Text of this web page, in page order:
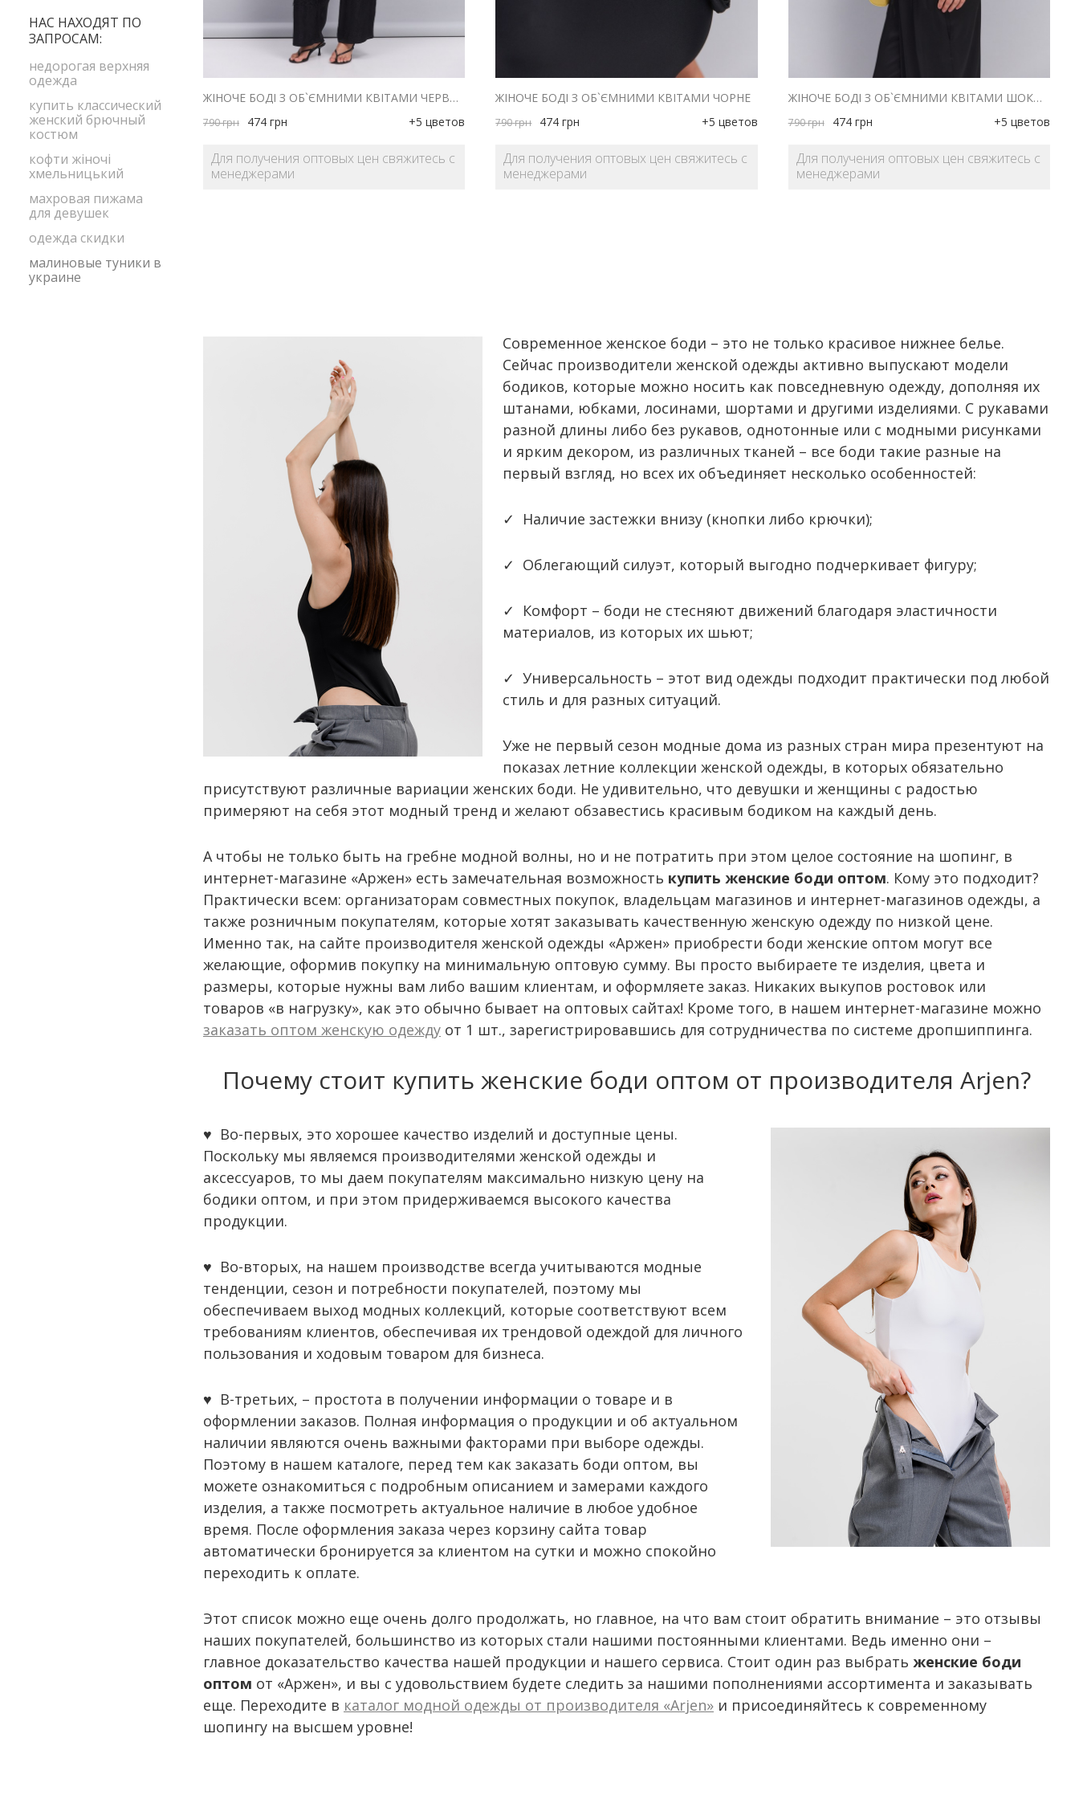
Современное женское боди – это не только красивое нижнее белье.
Сейчас производители женской одежды активно выпускают модели
бодиков, которые можно носить как повседневную одежду, дополняя их
штанами, юбками, лосинами, шортами и другими изделиями. С рукавами
разной длины либо без рукавов, однотонные или с модными рисунками
и ярким декором, из различных тканей – все боди такие разные на
первый взгляд, но всех их объединяет несколько особенностей:
✓ Наличие застежки внизу (кнопки либо крючки);
✓ Облегающий силуэт, который выгодно подчеркивает фигуру;
✓ Комфорт – боди не стесняют движений благодаря эластичности
материалов, из которых их шьют;
✓ Универсальность – этот вид одежды подходит практически под любой
стиль и для разных ситуаций.
Уже не первый сезон модные дома из разных стран мира презентуют на
показах летние коллекции женской одежды, в которых обязательно
присутствуют различные вариации женских боди. Не удивительно, что девушки и женщины с радостью
примеряют на себя этот модный тренд и желают обзавестись красивым бодиком на каждый день.
А чтобы не только быть на гребне модной волны, но и не потратить при этом целое состояние на шопинг, в
интернет-магазине «Аржен» есть замечательная возможность купить женские боди оптом. Кому это подходит?
Практически всем: организаторам совместных покупок, владельцам магазинов и интернет-магазинов одежды, а
также розничным покупателям, которые хотят заказывать качественную женскую одежду по низкой цене.
Именно так, на сайте производителя женской одежды «Аржен» приобрести боди женские оптом могут все
желающие, оформив покупку на минимальную оптовую сумму. Вы просто выбираете те изделия, цвета и
размеры, которые нужны вам либо вашим клиентам, и оформляете заказ. Никаких выкупов ростовок или
товаров «в нагрузку», как это обычно бывает на оптовых сайтах! Кроме того, в нашем интернет-магазине можно
заказать оптом женскую одежду от 1 шт., зарегистрировавшись для сотрудничества по системе дропшиппинга.
Почему стоит купить женские боди оптом от производителя Arjen?
♥ Во-первых, это хорошее качество изделий и доступные цены.
Поскольку мы являемся производителями женской одежды и
аксессуаров, то мы даем покупателям максимально низкую цену на
бодики оптом, и при этом придерживаемся высокого качества
продукции.
♥ Во-вторых, на нашем производстве всегда учитываются модные
тенденции, сезон и потребности покупателей, поэтому мы
обеспечиваем выход модных коллекций, которые соответствуют всем
требованиям клиентов, обеспечивая их трендовой одеждой для личного
пользования и ходовым товаром для бизнеса.
♥ В-третьих, – простота в получении информации о товаре и в
оформлении заказов. Полная информация о продукции и об актуальном
наличии являются очень важными факторами при выборе одежды.
Поэтому в нашем каталоге, перед тем как заказать боди оптом, вы
можете ознакомиться с подробным описанием и замерами каждого
изделия, а также посмотреть актуальное наличие в любое удобное
время. После оформления заказа через корзину сайта товар
автоматически бронируется за клиентом на сутки и можно спокойно
переходить к оплате.
Этот список можно еще очень долго продолжать, но главное, на что вам стоит обратить внимание – это отзывы
наших покупателей, большинство из которых стали нашими постоянными клиентами. Ведь именно они –
главное доказательство качества нашей продукции и нашего сервиса. Стоит один раз выбрать женские боди
оптом от «Аржен», и вы с удовольствием будете следить за нашими пополнениями ассортимента и заказывать
еще. Переходите в каталог модной одежды от производителя «Arjen» и присоединяйтесь к современному
шопингу на высшем уровне!
ЖІНОЧЕ БОДІ З ОБ`ЄМНИМИ КВІТАМИ ЧЕРВОНЕ
790грн 474 грн +5 цветов
Для получения оптовых цен свяжитесь с
менеджерами
ЖІНОЧЕ БОДІ З ОБ`ЄМНИМИ КВІТАМИ ЧОРНЕ
790грн 474 грн +5 цветов
Для получения оптовых цен свяжитесь с
менеджерами
ЖІНОЧЕ БОДІ З ОБ`ЄМНИМИ КВІТАМИ ШОКОЛАДНЕ
790грн 474 грн +5 цветов
Для получения оптовых цен свяжитесь с
менеджерами
S
голубой
желтый
зеленый
коричневый
красный
малиновый
оливковый
оранжевый
розовый
салатовый
серый
сиреневый
НАС НАХОДЯТ ПО
ЗАПРОСАМ:
недорогая верхняя
одежда
купить классический
женский брючный
костюм
кофти жіночі
хмельницький
махровая пижама
для девушек
одежда скидки
малиновые туники в
украине